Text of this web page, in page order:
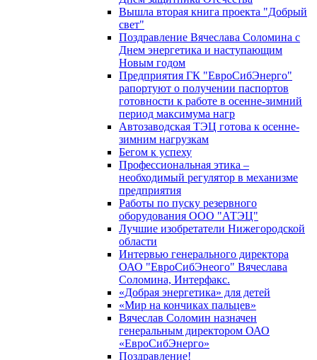
Вышла вторая книга проекта "Добрый
свет"
Поздравление Вячеслава Соломина с
Днем энергетика и наступающим
Новым годом
Предприятия ГК "ЕвроСибЭнерго"
рапортуют о получении паспортов
готовности к работе в осенне-зимний
период максимума нагр
Автозаводская ТЭЦ готова к осенне-
зимним нагрузкам
Бегом к успеху
Профессиональная этика –
необходимый регулятор в механизме
предприятия
Работы по пуску резервного
оборудования ООО "АТЭЦ"
Лучшие изобретатели Нижегородской
области
Интервью генерального директора
ОАО "ЕвроСибЭнеого" Вячеслава
Соломина, Интерфакс.
«Добрая энергетика» для детей
«Мир на кончиках пальцев»
Вячеслав Соломин назначен
генеральным директором ОАО
«ЕвроСибЭнерго»
Поздравление!